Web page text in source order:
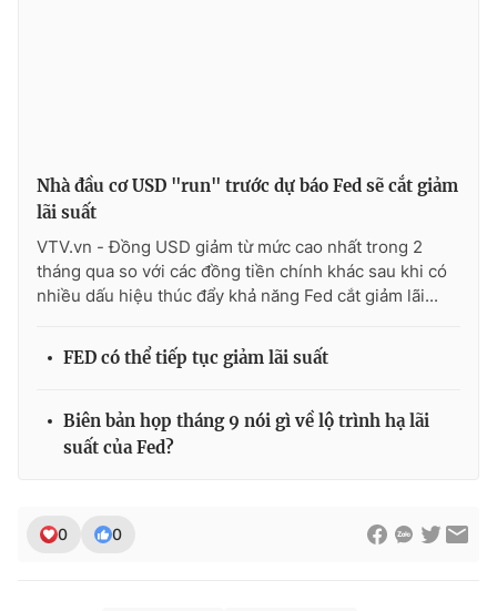
Nhà đầu cơ USD "run" trước dự báo Fed sẽ cắt giảm
lãi suất
VTV.vn - Đồng USD giảm từ mức cao nhất trong 2
tháng qua so với các đồng tiền chính khác sau khi có
nhiều dấu hiệu thúc đẩy khả năng Fed cắt giảm lãi...
FED có thể tiếp tục giảm lãi suất
Biên bản họp tháng 9 nói gì về lộ trình hạ lãi
suất của Fed?
0 0